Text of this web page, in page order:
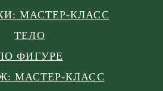
МАСТЕР-КЛАСС
ТЕЛО
ФИГУРЕ
МАСТЕР-КЛАСС